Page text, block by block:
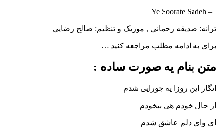
رحمانی , موزیک و تنظیم: صالح رضایی
ادامه مطلب مراجعه کنید …
یه صورت ساده :
روزا یه جورایی شدم
هی بیخودم
عاشق شدم